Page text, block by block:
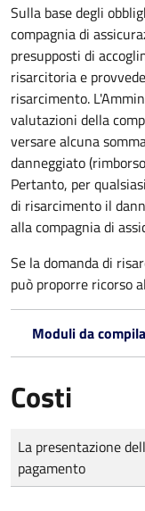
Sulla base degli
compagnia di
presupposti di
risarcitoria e
risarcimento.
valutazioni della
versare alcuna
danneggiato
Pertanto, per
di risarcimento il
alla compagnia di
Se la domanda di
può proporre ricorso
Moduli da
Costi
Tipo di pagamento
Importo
La presentazione
pagamento